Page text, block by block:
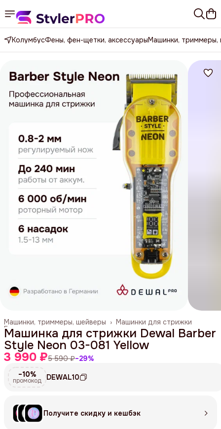
КолумбусФены, фен-щетки, аксессуарыМашинки, триммеры,
Машинки для стрижки
Машинки, триммеры, шейверы ›
Главная ›
Машинка для стрижки Dewal Barber
Style Neon 03-081 Yellow
3 990 ₽5 590 ₽−29%
−10%
промокод DEWAL10
Получите скидку и кешбэк